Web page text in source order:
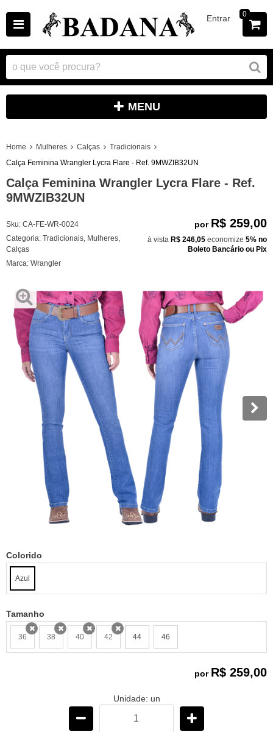
Entrar 0
MENU
Home Mulheres Calças
Tradicionais
Calça Feminina Wrangler Lycra Flare - Ref. 9MWZIB32UN
Calça Feminina Wrangler Lycra Flare - Ref.
9MWZIB32UN
Sku: CA-FE-WR-0024
Categoria: Tradicionais Mulheres
Calças
Marca: Wrangler
por R$ 259,00
à vista R$ 246,05 economize 5% no
Boleto Bancário ou Pix
Colorido
Azul
Tamanho
36x 38x 40x 42x 44 46
por R$ 259,00
Unidade: un